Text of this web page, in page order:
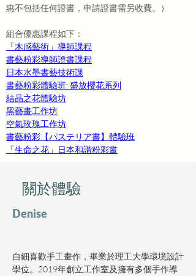
惠不包括任何證書，申請證書需另收費。）
組合優惠課程如下：
「木感藝術」導師課程
書藝粉彩導師證書課程
日本水墨書藝技術課
書藝粉彩體驗班: 盛放櫻花系列
結晶之花體驗坊
黑藝畫工作坊
空氣玫瑰工作坊
書藝粉彩【パステリア書】體驗班
「生命之花」日本和諧粉彩畫
​關於體驗
Denise
自細喜歡手工畫作，畢業於理工大學環境設計
學位。2019年創立工作室及擁有多個手作導